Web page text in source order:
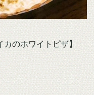
カのホワイトピザ】